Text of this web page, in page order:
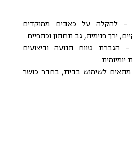
– להקלה על כאבים ממוקדים
ירך פנימית, גב תחתון וכתפיים.
– הגברת טווח תנועה וביצועים
מתאים לשימוש בבית, בחדר כושר